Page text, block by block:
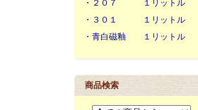
・２０７ １リットル
・３０１ １リットル
・青白磁釉 １リットル
商品検索